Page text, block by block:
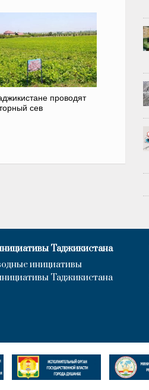
проводят
сев
Таджикистана
инициативы
Таджикистана